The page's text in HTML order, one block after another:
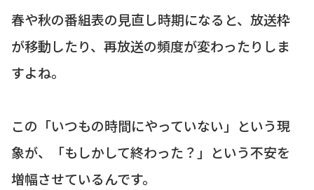
春や秋の番組表の見直し時期になると、放送枠
が移動したり、再放送の頻度が変わったりしま
すよね。
この「いつもの時間にやっていない」という現
象が、「もしかして終わった？」という不安を
増幅させているんです。